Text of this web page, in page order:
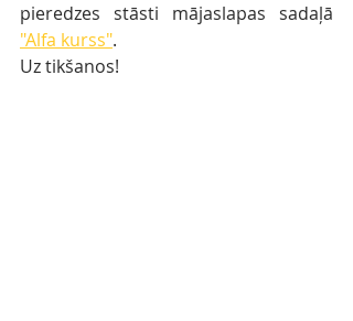
"Alfa kurss".
Uz tikšanos!